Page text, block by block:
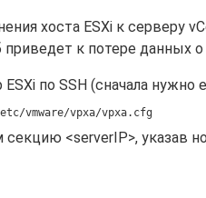
хоста ESXi к серверу
приведет к потере данных
по SSH (сначала нужно
vmware/vpxa/vpxa.cfg
<serverIP>, указав